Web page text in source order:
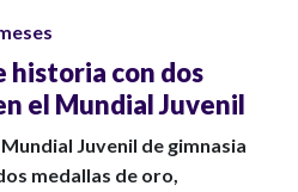
historia con dos
el Mundial Juvenil
Juvenil de gimnasia
medallas de oro,